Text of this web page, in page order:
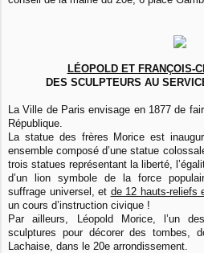
LÉOPOLD ET FRANÇOIS-
DES SCULPTEURS AU
La Ville de Paris envisage en 1877 de
République.
La statue des frères Morice est
ensemble composé d’une statue
trois statues représentant la liberté,
d’un lion symbole de la force
suffrage universel, et de 12 hauts-reliefs
un cours d’instruction civique !
Par ailleurs, Léopold Morice, l’un
sculptures pour décorer des tombes,
Lachaise, dans le 20e arrondissement.